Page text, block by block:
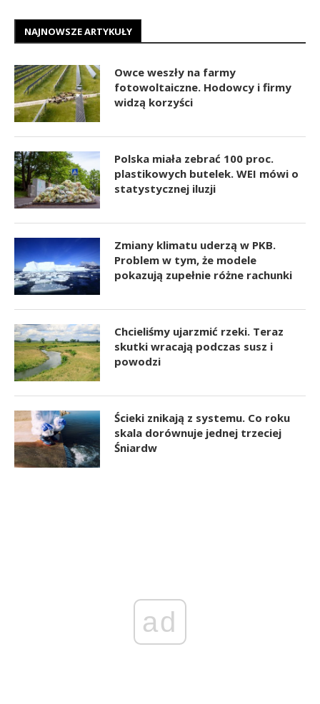
NAJNOWSZE ARTYKUŁY
Owce weszły na farmy
fotowoltaiczne. Hodowcy i firmy
widzą korzyści
Polska miała zebrać 100 proc.
plastikowych butelek. WEI mówi o
statystycznej iluzji
Zmiany klimatu uderzą w PKB.
Problem w tym, że modele
pokazują zupełnie różne rachunki
Chcieliśmy ujarzmić rzeki. Teraz
skutki wracają podczas susz i
powodzi
Ścieki znikają z systemu. Co roku
skala dorównuje jednej trzeciej
Śniardw
ad